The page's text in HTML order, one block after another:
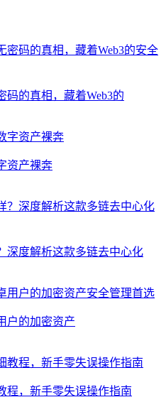
码的真相，藏着Web3的
资产裸奔
深度解析这款多链去中心化
户的加密资产
程，新手零失误操作指南